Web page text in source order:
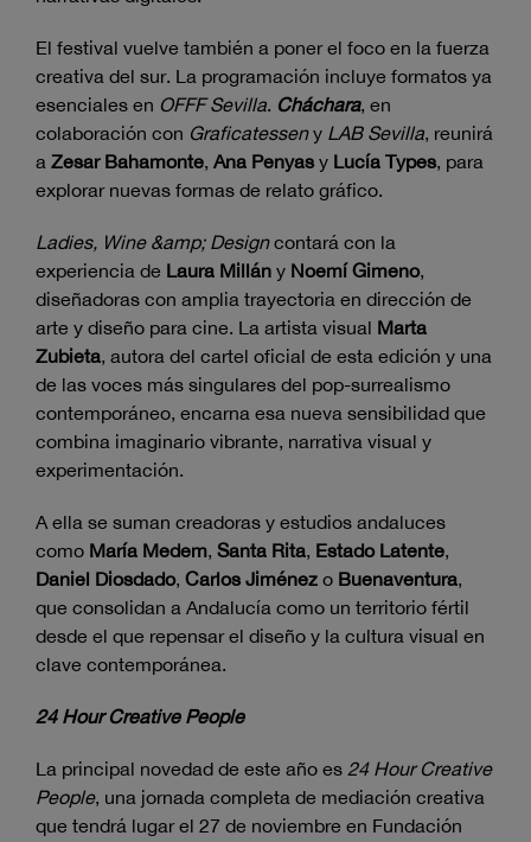
El festival vuelve también a poner el foco en la fuerza
creativa del sur. La programación incluye formatos ya
esenciales en OFFF Sevilla. Cháchara, en
colaboración con Graficatesseny LAB Sevilla, reunirá
a Zesar Bahamonte, Ana Penyas y Lucía Types, para
explorar nuevas formas de relato gráfico.
Ladies, Wine &amp; Designcontará con la
experiencia de Laura Millán y Noemí Gimeno,
diseñadoras con amplia trayectoria en dirección de
arte y diseño para cine. La artista visual Marta
Zubieta, autora del cartel oficial de esta edición y una
de las voces más singulares del pop-surrealismo
contemporáneo, encarna esa nueva sensibilidad que
combina imaginario vibrante, narrativa visual y
experimentación.
A ella se suman creadoras y estudios andaluces
como María Medem, Santa Rita, Estado Latente,
Daniel Diosdado, Carlos Jiménez o Buenaventura,
que consolidan a Andalucía como un territorio fértil
desde el que repensar el diseño y la cultura visual en
clave contemporánea.
24 Hour Creative People
La principal novedad de este año es 24 Hour Creative
People, una jornada completa de mediación creativa
que tendrá lugar el 27 de noviembre en Fundación